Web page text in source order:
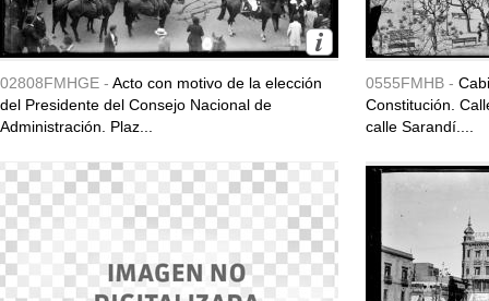
02808FMHGE - Acto con motivo de la elección
del Presidente del Consejo Nacional de
Administración. Plaz...
0555FMHB -
Constitución.
calle Sarandí....